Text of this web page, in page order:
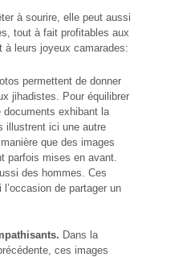
à sourire, elle peut aussi
tout à fait profitables aux
à leurs joyeux camarades:
permettent de donner
jihadistes. Pour équilibrer
exhibant la
illustrent ici une autre
que des images
parfois mises en avant.
des hommes. Ces
de partager un
Dans la
ces images